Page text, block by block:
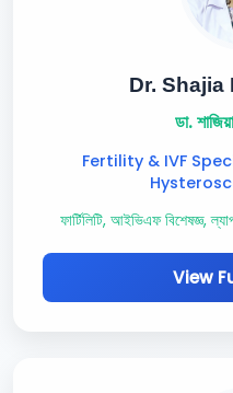
Dr. Shajia
ডা.
Fertility & IVF
ফার্টিলিটি, আইভিএফ বিশেষজ্ঞ,
View